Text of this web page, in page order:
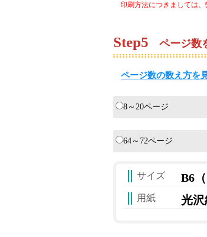
印刷方法につきましては、
Step5 ページ数
ページ数の数え方を
表紙4ページと
8～20ページ
64～72ページ
サイズ B6
用紙 光